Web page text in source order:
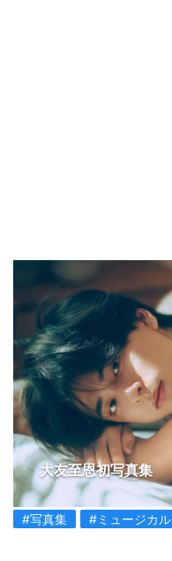
大友至恩初写真集
#写真集 #ミュージカル